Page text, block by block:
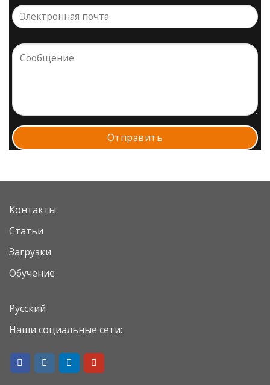
Контакты
Статьи
Загрузки
Обучение
Русский
Наши социальные сети: